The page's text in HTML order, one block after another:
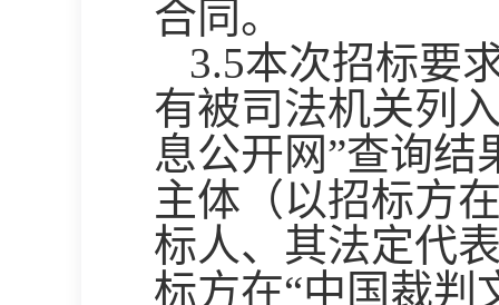
合同。
3.5本次招标要
有被司法机关列
息公开网”查询
主体（以招标方
标人、其法定代
标方在“中国裁判